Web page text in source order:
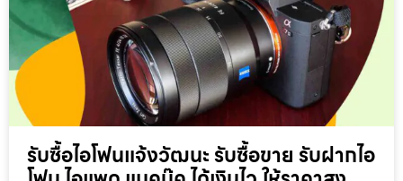
รับซื้อไอโฟนแจ้งวัฒนะ รับซื้อขาย รับฝากไอ